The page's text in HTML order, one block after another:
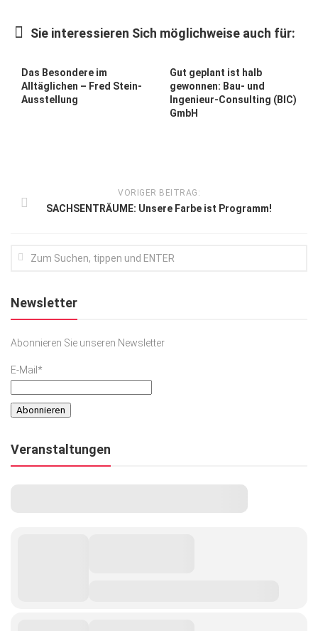
Ausflug & Reise
Podcast
Sie interessieren Sich möglichweise auch für:
Das Besondere im
Alltäglichen – Fred Stein-
Ausstellung
Gut geplant ist halb
gewonnen: Bau- und
Ingenieur-Consulting (BIC)
GmbH
VORIGER BEITRAG:
SACHSENTRÄUME: Unsere Farbe ist Programm!
Newsletter
Abonnieren Sie unseren Newsletter
E-Mail*
Veranstaltungen